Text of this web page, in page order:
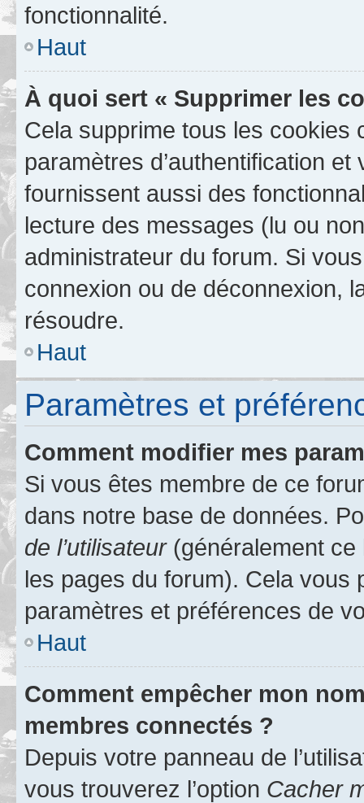
fonctionnalité.
Haut
À quoi sert « Supprimer les
Cela supprime tous les cookies
paramètres d’authentification
fournissent aussi des
lecture des messages (lu ou
administrateur du forum. Si
connexion ou de déconnexion,
résoudre.
Haut
Paramètres et
Comment modifier mes
Si vous êtes membre de ce
dans notre base de données.
de l’utilisateur(généralement ce
les pages du forum). Cela vous
paramètres et préférences de
Haut
Comment empêcher mon
membres connectés ?
Depuis votre panneau de
vous trouverez l’option Cacher